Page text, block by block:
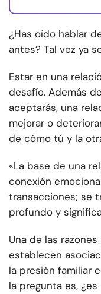
¿Has oído hablar
antes? Tal vez ya
Estar en una
desafío. Además
aceptarás, una
mejorar o
de cómo tú y la
«La base de una
conexión
transacciones; se
profundo y
Una de las
establecen
la presión familiar
la pregunta es,